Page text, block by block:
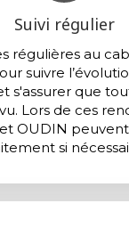
Suivi régulier
régulières au
suivre
s'assurer que
Lors de ces
et OUDIN
si